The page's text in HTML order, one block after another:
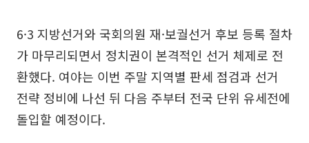
6·3 지방선거와 국회의원 재·보궐선거 후보 등록 절차
가 마무리되면서 정치권이 본격적인 선거 체제로 전
환했다. 여야는 이번 주말 지역별 판세 점검과 선거
전략 정비에 나선 뒤 다음 주부터 전국 단위 유세전에
돌입할 예정이다.